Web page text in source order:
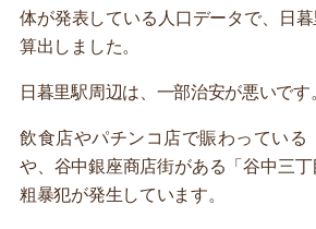
体が発表している人口データで、日
算出しました。
日暮里駅周辺は、一部治安が悪いです
飲食店やパチンコ店で賑わっている
や、谷中銀座商店街がある「谷中三
粗暴犯が発生しています。